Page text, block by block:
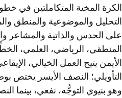
الكرة المخية المتكاملتين في
التحليل والموضوعية والمنطق
على الحدس والذاتية والمشاعر
التأويلي؛ النصف الأيسر يختص
وهو بنيوي التوجُّه، نفعي، بينما